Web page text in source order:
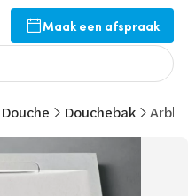
Maak een afspraak
Douche Douchebak Arblu